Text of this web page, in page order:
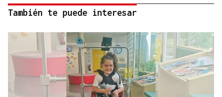
También te puede interesar